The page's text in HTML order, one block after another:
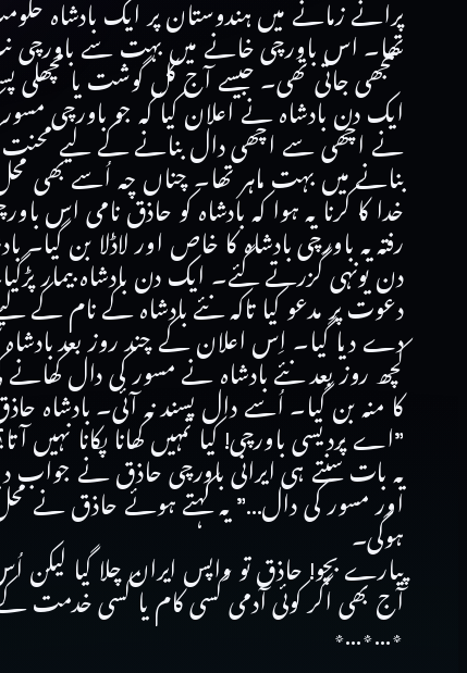
پرانے زمانے میں ہندوستان پر ایک بادشاہ
تھا۔ اس باورچی خانے میں بہت سے باورچی
سمجھی جاتی تھی۔ جیسے آج کل گوشت یا مچھلی
ایک دن بادشاہ نے اعلان کیا کہ جو باورچی
نے اچھی سے اچھی دال بنانے کے لیے محنت کی
بنانے میں بہت ماہر تھا۔ چناں چہ اُسے بھی
خدا کا کرنا یہ ہوا کہ بادشاہ کو حاذق نامی اس
رفتہ یہ باورچی بادشاہ کا خاص اور لاڈلا بن
دن یونہی گزرتے گئے۔ ایک دن بادشاہ بیمار
دعوت پر مدعو کیا تاکہ نئے بادشاہ کے نام کے
دے دیا گیا۔ اِس اعلان کے چند روز بعد بادشاہ
کچھ روز بعد نئے بادشاہ نے مسور کی دال
کا منہ بن گیا۔ اُسے دال پسند نہ آئی۔ بادشاہ
”اے پردیسی باورچی! کیا تمہیں کھانا پکانا نہیں
یہ بات سنتے ہی ایرانی باورچی حاذق نے جواب
اور مسور کی دال…” یہ کہتے ہوئے حاذق نے
ہوگی۔
پیارے بچو! حاذق تو واپس ایران چلا گیا لیکن
آج بھی اگر کوئی آدمی کسی کام یا کسی خدمت
٭…٭…٭